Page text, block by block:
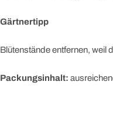
Gärtnertipp
Blütenstände entfernen, weil
Packungsinhalt: